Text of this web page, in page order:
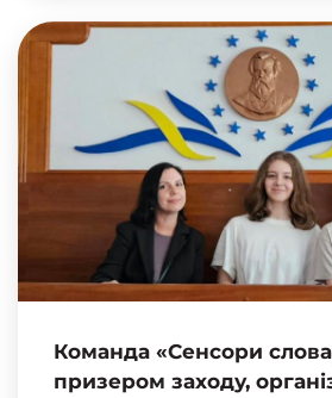
Команда «Сенсори
призером заходу,